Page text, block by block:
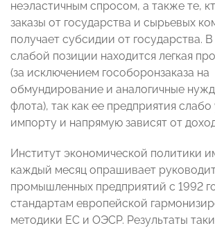
неэластичным спросом, а также те,
заказы от государства и сырьевых
получает субсидии от государства.
слабой позиции находится легкая
(за исключением гособоронзаказа на
обмундирование и аналогичные
флота), так как ее предприятия
импорту и напрямую зависят от
Институт экономической политики
каждый месяц опрашивает
промышленных предприятий с 1992
стандартам европейской
методики ЕС и ОЭСР. Результаты